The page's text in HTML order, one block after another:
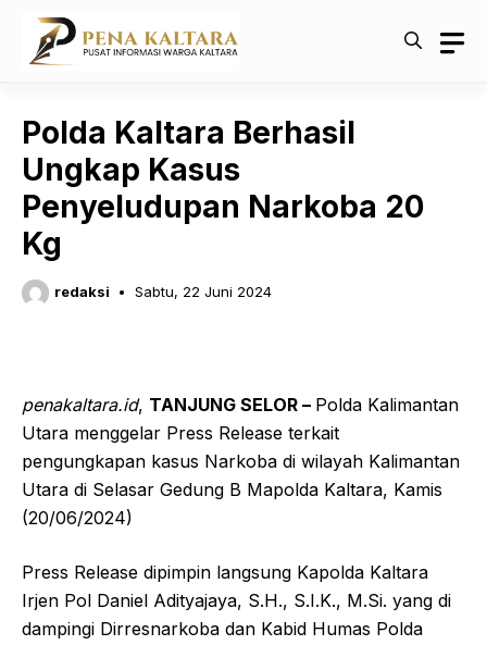
Langsung
Polda Kaltara Berhasil
Ungkap Kasus
Penyeludupan Narkoba 20
Kg
redaksi Sabtu, 22 Juni 2024
penakaltara.id, TANJUNG SELOR – Polda Kalimantan
Utara menggelar Press Release terkait
pengungkapan kasus Narkoba di wilayah Kalimantan
Utara di Selasar Gedung B Mapolda Kaltara, Kamis
(20/06/2024)
Press Release dipimpin langsung Kapolda Kaltara
Irjen Pol Daniel Adityajaya, S.H., S.I.K., M.Si. yang di
dampingi Dirresnarkoba dan Kabid Humas Polda